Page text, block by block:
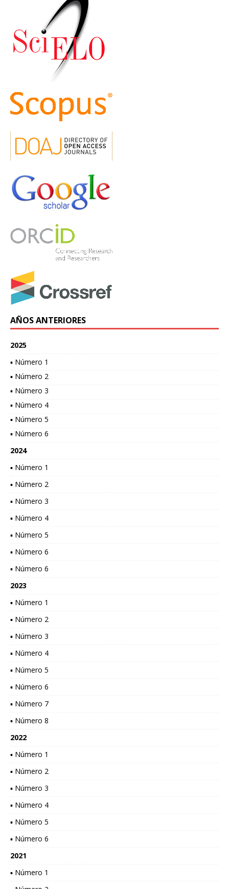
AÑOS ANTERIORES
2025
▪ Número 1
▪ Número 2
▪ Número 3
▪ Número 4
▪ Número 5
▪ Número 6
2024
▪ Número 1
▪ Número 2
▪ Número 3
▪ Número 4
▪ Número 5
▪ Número 6
▪ Número 6
2023
▪ Número 1
▪ Número 2
▪ Número 3
▪ Número 4
▪ Número 5
▪ Número 6
▪ Número 7
▪ Número 8
2022
▪ Número 1
▪ Número 2
▪ Número 3
▪ Número 4
▪ Número 5
▪ Número 6
2021
▪ Número 1